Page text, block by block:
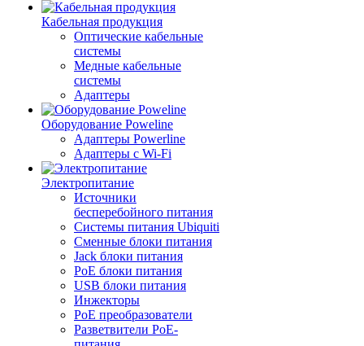
Кабельная продукция
Оптические кабельные
системы
Медные кабельные
системы
Адаптеры
Оборудование Poweline
Адаптеры Powerline
Адаптеры с Wi-Fi
Электропитание
Источники
бесперебойного питания
Системы питания Ubiquiti
Сменные блоки питания
Jack блоки питания
PoE блоки питания
USB блоки питания
Инжекторы
PoE преобразователи
Разветвители PoE-